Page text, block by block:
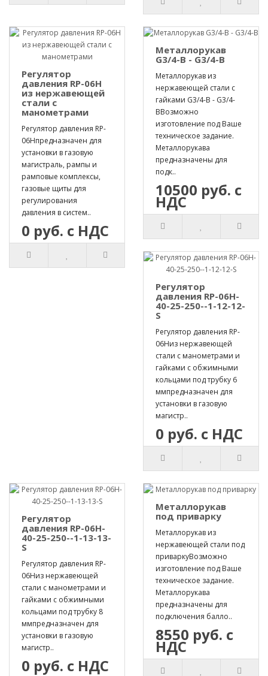
Регулятор
давления RP-06H
из нержавеющей
стали с
манометрами
Регулятор давления RP-
06Hпредназначен для
установки в газовую
магистраль, рампы и
рамповые комплексы,
газовые щиты для
регулирования
давления в систем..
0 руб. с НДС
Металлорукав
G3/4-B - G3/4-B
Металлорукав из
нержавеющей стали с
гайками G3/4-B - G3/4-
BВозможно
изготовление под Ваше
техническое задание.
Металлорукава
предназначены для
подк..
10500 руб. с
НДС
Регулятор
давления RP-06H-
40-25-250--1-12-12-
S
Регулятор давления RP-
06Hиз нержавеющей
стали с манометрами и
гайками с обжимными
кольцами под трубку 6
ммпредназначен для
установки в газовую
магистр..
0 руб. с НДС
Регулятор
давления RP-06H-
40-25-250--1-13-13-
S
Регулятор давления RP-
06Hиз нержавеющей
стали с манометрами и
гайками с обжимными
кольцами под трубку 8
ммпредназначен для
установки в газовую
магистр..
0 руб. с НДС
Металлорукав
под приварку
Металлорукав из
нержавеющей стали под
приваркуВозможно
изготовление под Ваше
техническое задание.
Металлорукава
предназначены для
подключения балло..
8550 руб. с
НДС